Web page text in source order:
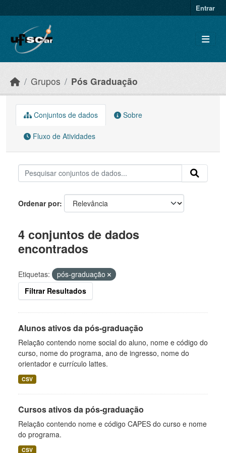
Entrar
Grupos Pós Graduação
Conjuntos de dados Sobre
Fluxo de Atividades
Ordenar por
4 conjuntos de dados
encontrados
Etiquetas:
pós-graduação
Filtrar Resultados
Alunos ativos da pós-graduação
Relação contendo nome social do aluno, nome e código do
curso, nome do programa, ano de ingresso, nome do
orientador e currículo lattes.
CSV
Cursos ativos da pós-graduação
Relação contendo nome e código CAPES do curso e nome
do programa.
CSV